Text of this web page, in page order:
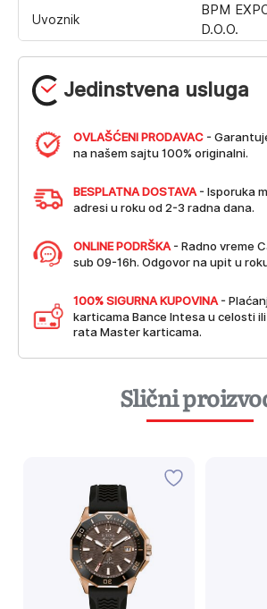
Jedinstvena usluga
OVLAŠĆENI PRODAVAC -
na našem sajtu 100% originalni.
BESPLATNA DOSTAVA - Isporuka
adresi u roku od 2-3 radna dana.
ONLINE PODRŠKA - Radno vreme
sub 09-16h. Odgovor na upit u
100% SIGURNA KUPOVINA -
karticama Bance Intesa u celosti
rata Master karticama.
Uvoznik
BPM
D.O.O.
Slični